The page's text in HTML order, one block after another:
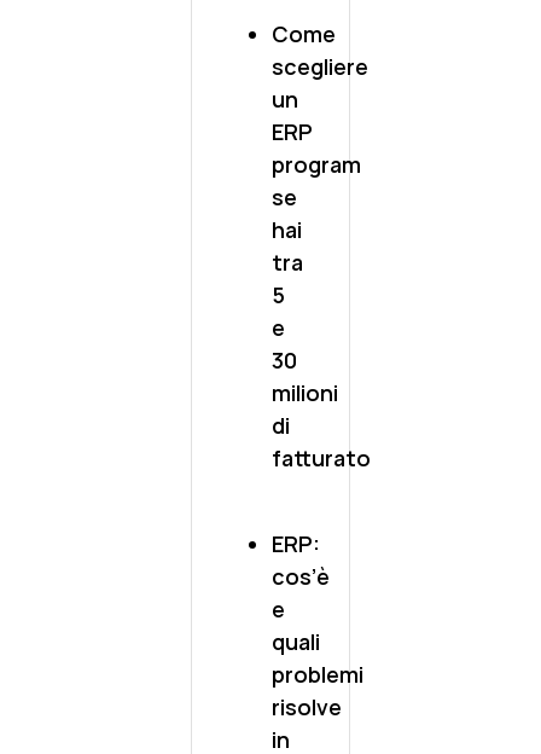
Come
scegliere
un
ERP
program
se
hai
tra
5
e
30
milioni
di
fatturato
ERP:
cos’è
e
quali
problemi
risolve
in